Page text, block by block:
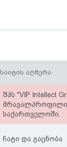
საიტის აღწერა
შპს "VIP Intellect
საქართველოში.
ჩატი და გაცნობა